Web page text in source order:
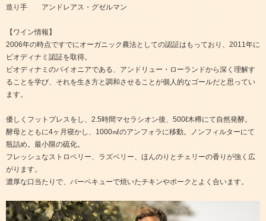
造り手 アンドレアス・グゼルマン
【ワイン情報】
2006年の時点ですでにオーガニック農法としての認証はもっており、2011年に
ビオディナミ認証を取得。
ビオディナミのパイオニアである、アンドリュー・ローランドから深く理解す
ることを学び、それを生き方と調和させることが個人的なゴールだと思ってい
ます。
優しくフットプレスをし、2.5時間マセラシオン後、500ℓ木樽にて自然発酵。
酵母とともに4ヶ月寝かし、1000㎖のアンフォラに移動。ノンフィルターにて
瓶詰め。最小限の硫化。
フレッシュなストロベリー、ラズベリー、ほんのりとチェリーの香りが強く広
がります。
濃厚な口当たりで、バーベキューで焼いたチキンやポークとよく合います。